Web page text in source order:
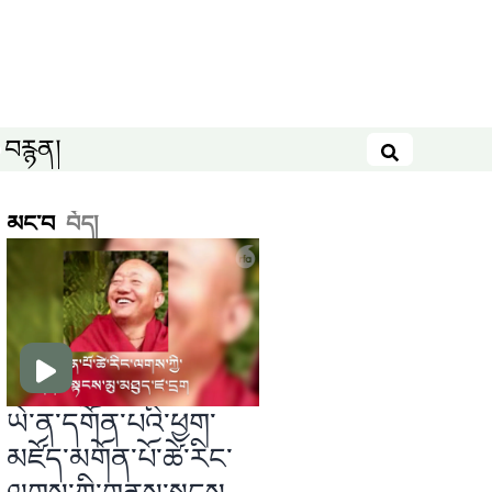
བརྙན།
མང་བ བོད།
ཡེ་ན་དགོན་པའི་ཕྱག་
མཛོད་མགོན་པོ་ཚེ་རིང་